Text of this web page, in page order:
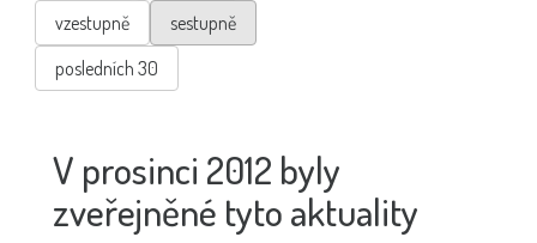
vzestupně
sestupně
posledních 30
V prosinci 2012 byly
zveřejněné tyto aktuality